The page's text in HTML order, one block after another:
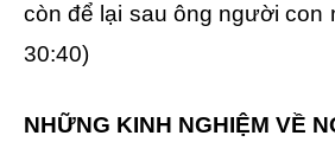
còn để lại sau ông người con
30:40)
NHỮNG KINH NGHIỆM VỀ